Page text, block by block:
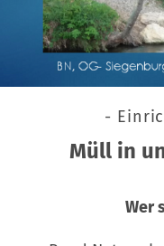
-
Müll in
Wer